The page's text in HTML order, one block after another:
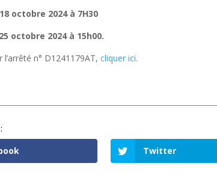
octobre 2024 à 7H30
octobre 2024 à 15h00.
l’arrêté n° D1241179AT,cliquer ici.
Twitter